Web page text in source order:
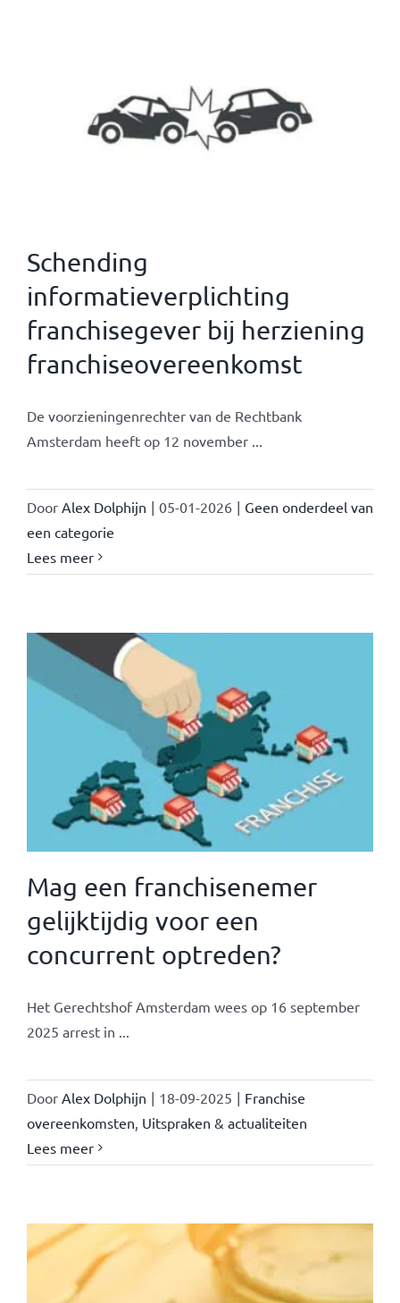
Schending
informatieverplichting
franchisegever bij herziening
franchiseovereenkomst
De voorzieningenrechter van de Rechtbank
Amsterdam heeft op 12 november ...
Door Alex Dolphijn | 05-01-2026 | Geen onderdeel van
een categorie
Lees meer
Mag een franchisenemer
gelijktijdig voor een
concurrent optreden?
Het Gerechtshof Amsterdam wees op 16 september
2025 arrest in ...
Door Alex Dolphijn | 18-09-2025 | Franchise
overeenkomsten Uitspraken & actualiteiten
Lees meer